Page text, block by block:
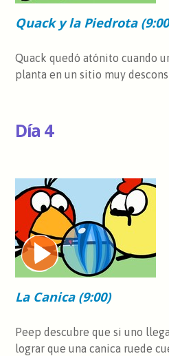
Quack y la Piedrota
Quack quedó atónito cuando
planta en un sitio muy
Día 4
La Canica (9:00)
Peep descubre que si uno
lograr que una canica ruede